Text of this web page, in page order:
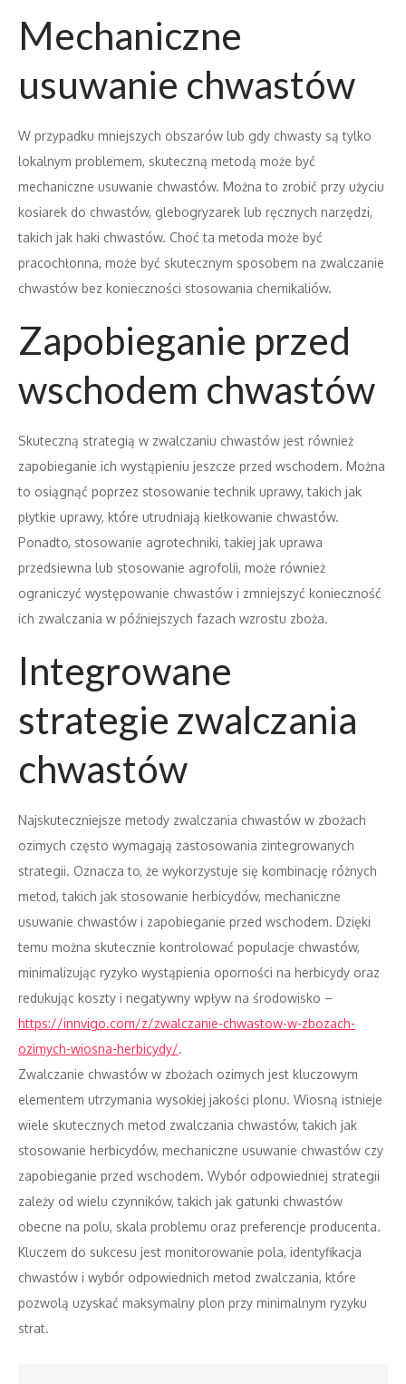
Mechaniczne
usuwanie chwastów
W przypadku mniejszych obszarów lub gdy chwasty są tylko
lokalnym problemem, skuteczną metodą może być
mechaniczne usuwanie chwastów. Można to zrobić przy użyciu
kosiarek do chwastów, glebogryzarek lub ręcznych narzędzi,
takich jak haki chwastów. Choć ta metoda może być
pracochłonna, może być skutecznym sposobem na zwalczanie
chwastów bez konieczności stosowania chemikaliów.
Zapobieganie przed
wschodem chwastów
Skuteczną strategią w zwalczaniu chwastów jest również
zapobieganie ich wystąpieniu jeszcze przed wschodem. Można
to osiągnąć poprzez stosowanie technik uprawy, takich jak
płytkie uprawy, które utrudniają kiełkowanie chwastów.
Ponadto, stosowanie agrotechniki, takiej jak uprawa
przedsiewna lub stosowanie agrofolii, może również
ograniczyć występowanie chwastów i zmniejszyć konieczność
ich zwalczania w późniejszych fazach wzrostu zboża.
Integrowane
strategie zwalczania
chwastów
Najskuteczniejsze metody zwalczania chwastów w zbożach
ozimych często wymagają zastosowania zintegrowanych
strategii. Oznacza to, że wykorzystuje się kombinację różnych
metod, takich jak stosowanie herbicydów, mechaniczne
usuwanie chwastów i zapobieganie przed wschodem. Dzięki
temu można skutecznie kontrolować populacje chwastów,
minimalizując ryzyko wystąpienia oporności na herbicydy oraz
redukując koszty i negatywny wpływ na środowisko –
https://innvigo.com/z/zwalczanie-chwastow-w-zbozach-
ozimych-wiosna-herbicydy/.
Zwalczanie chwastów w zbożach ozimych jest kluczowym
elementem utrzymania wysokiej jakości plonu. Wiosną istnieje
wiele skutecznych metod zwalczania chwastów, takich jak
stosowanie herbicydów, mechaniczne usuwanie chwastów czy
zapobieganie przed wschodem. Wybór odpowiedniej strategii
zależy od wielu czynników, takich jak gatunki chwastów
obecne na polu, skala problemu oraz preferencje producenta.
Kluczem do sukcesu jest monitorowanie pola, identyfikacja
chwastów i wybór odpowiednich metod zwalczania, które
pozwolą uzyskać maksymalny plon przy minimalnym ryzyku
strat.